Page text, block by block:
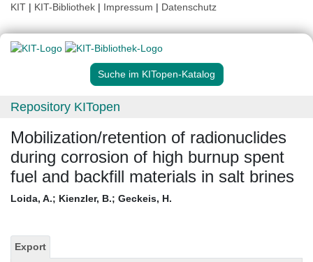
KIT | KIT-Bibliothek | Impressum | Datenschutz
Suche im KITopen-Katalog
Repository KITopen
Mobilization/retention of radionuclides
during corrosion of high burnup spent
fuel and backfill materials in salt brines
Loida, A.; Kienzler, B.; Geckeis, H.
Export